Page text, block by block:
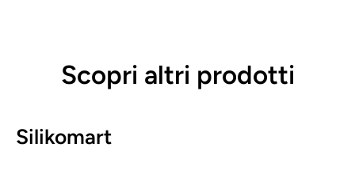
Scopri altri prodotti
Silikomart